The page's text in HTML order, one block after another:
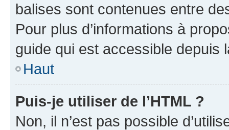
balises sont contenues entre
Pour plus d’informations à
guide qui est accessible depuis
Haut
Puis-je utiliser de l’HTML ?
Non, il n’est pas possible